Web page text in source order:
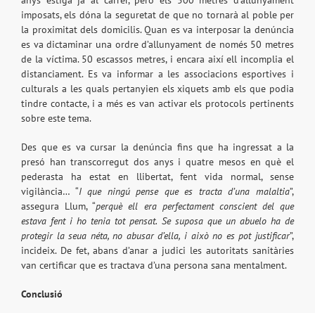
imposats, els dóna la seguretat de que no tornarà al poble per
la proximitat dels domicilis. Quan es va interposar la denúncia
es va dictaminar una ordre d’allunyament de només 50 metres
de la víctima. 50 escassos metres, i encara així ell incomplia el
distanciament. Es va informar a les associacions esportives i
culturals a les quals pertanyien els xiquets amb els que podia
tindre contacte, i a més es van activar els protocols pertinents
sobre este tema.
Des que es va cursar la denúncia fins que ha ingressat a la
presó han transcorregut dos anys i quatre mesos en què el
pederasta ha estat en llibertat, fent vida normal, sense
vigilància… “I que ningú pense que es tracta d’una malaltia”,
assegura Llum, “perquè ell era perfectament conscient del que
estava fent i ho tenia tot pensat. Se suposa que un abuelo ha de
protegir la seua néta, no abusar d’ella, i això no es pot justificar”,
incideix. De fet, abans d’anar a judici les autoritats sanitàries
van certificar que es tractava d’una persona sana mentalment.
Conclusió